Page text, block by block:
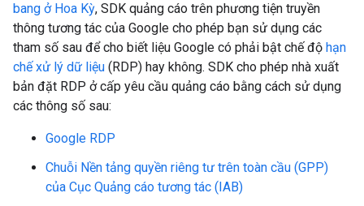
bang ở Hoa Kỳ, SDK quảng cáo trên phương tiện truyền
thông tương tác của Google cho phép bạn sử dụng các
tham số sau để cho biết liệu Google có phải bật chế độ hạn
chế xử lý dữ liệu (RDP) hay không. SDK cho phép nhà xuất
bản đặt RDP ở cấp yêu cầu quảng cáo bằng cách sử dụng
các thông số sau:
Google RDP
Chuỗi Nền tảng quyền riêng tư trên toàn cầu (GPP)
của Cục Quảng cáo tương tác (IAB)